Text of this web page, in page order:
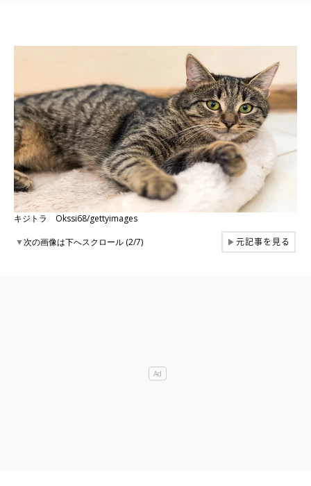
キジトラ Okssi68/gettyimages
▼次の画像は下へスクロール (2/7) ▶元記事を見る